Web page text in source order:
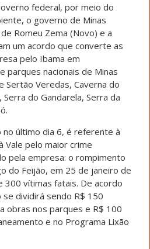
federal, por meio do
o governo de Minas
Romeu Zema (Novo) e a
um acordo que converte as
pelo Ibama em
parques nacionais de Minas
Sertão Veredas, Caverna do
do Gandarela, Serra da
no último dia 6, é referente à
Vale pelo maior crime
pela empresa: o rompimento
do Feijão, em 25 de janeiro de
300 vítimas fatais. De acordo
dividirá sendo R$ 150
obras nos parques e R$ 100
e no Programa Lixão